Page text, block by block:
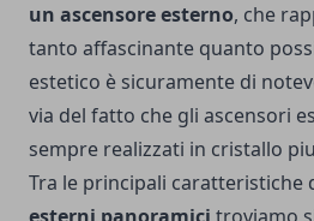
un ascensore esterno, che
tanto affascinante quanto
estetico è sicuramente di
via del fatto che gli ascensori
sempre realizzati in cristallo
Tra le principali caratteristiche